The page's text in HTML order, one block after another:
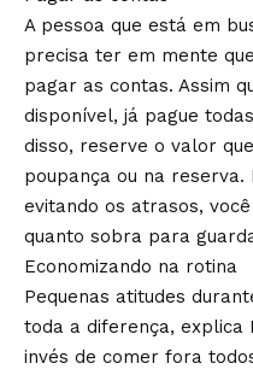
A pessoa que está em
precisa ter em mente
pagar as contas. Assim
disponível, já pague
disso, reserve o valor
poupança ou na reserva.
evitando os atrasos,
quanto sobra para
Economizando na rotina
Pequenas atitudes
toda a diferença, explica
invés de comer fora